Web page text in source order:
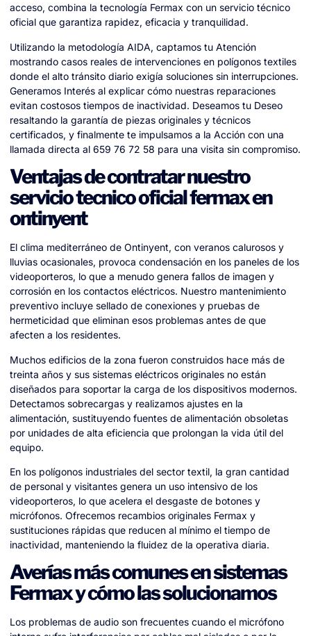
acceso, combina la tecnología Fermax con un servicio técnico
oficial que garantiza rapidez, eficacia y tranquilidad.
Utilizando la metodología AIDA, captamos tu Atención
mostrando casos reales de intervenciones en polígonos textiles
donde el alto tránsito diario exigía soluciones sin interrupciones.
Generamos Interés al explicar cómo nuestras reparaciones
evitan costosos tiempos de inactividad. Deseamos tu Deseo
resaltando la garantía de piezas originales y técnicos
certificados, y finalmente te impulsamos a la Acción con una
llamada directa al 659 76 72 58 para una visita sin compromiso.
Ventajas de contratar nuestro
servicio tecnico oficial fermax en
ontinyent
El clima mediterráneo de Ontinyent, con veranos calurosos y
lluvias ocasionales, provoca condensación en los paneles de los
videoporteros, lo que a menudo genera fallos de imagen y
corrosión en los contactos eléctricos. Nuestro mantenimiento
preventivo incluye sellado de conexiones y pruebas de
hermeticidad que eliminan esos problemas antes de que
afecten a los residentes.
Muchos edificios de la zona fueron construidos hace más de
treinta años y sus sistemas eléctricos originales no están
diseñados para soportar la carga de los dispositivos modernos.
Detectamos sobrecargas y realizamos ajustes en la
alimentación, sustituyendo fuentes de alimentación obsoletas
por unidades de alta eficiencia que prolongan la vida útil del
equipo.
En los polígonos industriales del sector textil, la gran cantidad
de personal y visitantes genera un uso intensivo de los
videoporteros, lo que acelera el desgaste de botones y
micrófonos. Ofrecemos recambios originales Fermax y
sustituciones rápidas que reducen al mínimo el tiempo de
inactividad, manteniendo la fluidez de la operativa diaria.
Averías más comunes en sistemas
Fermax y cómo las solucionamos
Los problemas de audio son frecuentes cuando el micrófono